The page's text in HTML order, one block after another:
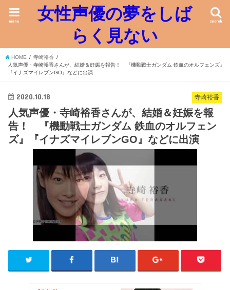
女性声優の夢をしば
らく見ない
search
menu
HOME
寺崎裕香
人気声優・寺崎裕香さんが、結婚＆妊娠を報告！ 『機動戦士ガンダム 鉄血のオルフェンズ』
『イナズマイレブンGO』などに出演
寺崎裕香
2020.10.18
人気声優・寺崎裕香さんが、結婚＆妊娠を報
告！ 『機動戦士ガンダム 鉄血のオルフェン
ズ』『イナズマイレブンGO』などに出演